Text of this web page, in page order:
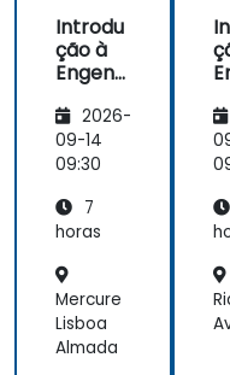
Introdu
ção à
Engenh
Linhas
de
Produto
pure::va
riants
2026-
09-14
09:30
7
horas
Mercure
Lisboa
Almada